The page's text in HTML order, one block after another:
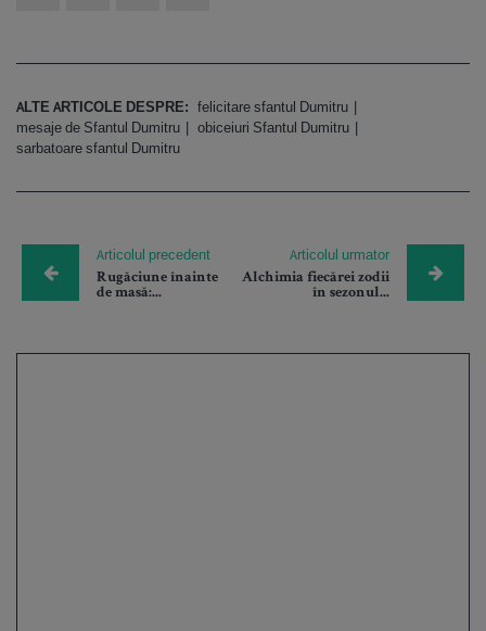
ALTE ARTICOLE DESPRE: felicitare sfantul Dumitru
mesaje de Sfantul Dumitru
obiceiuri Sfantul Dumitru
sarbatoare sfantul Dumitru
Articolul precedent
Rugăciune înainte
de masă:...
Articolul urmator
Alchimia fiecărei zodii
în sezonul...